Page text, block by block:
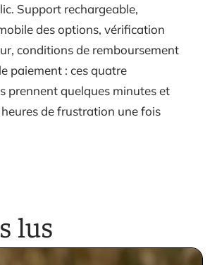
Support rechargeable,
des options, vérification
conditions de remboursement
paiement : ces quatre
prennent quelques minutes et
de frustration une fois
lus